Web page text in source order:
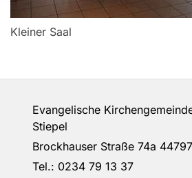
Kleiner Saal
Evangelische
Stiepel
Brockhauser Straße 74a
Tel.: 0234 79 13 37